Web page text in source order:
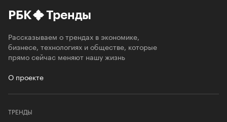
РБК Тренды
Рассказываем о трендах в экономике,
бизнесе, технологиях и обществе, которые
прямо сейчас меняют нашу жизнь
О проекте
ТРЕНДЫ